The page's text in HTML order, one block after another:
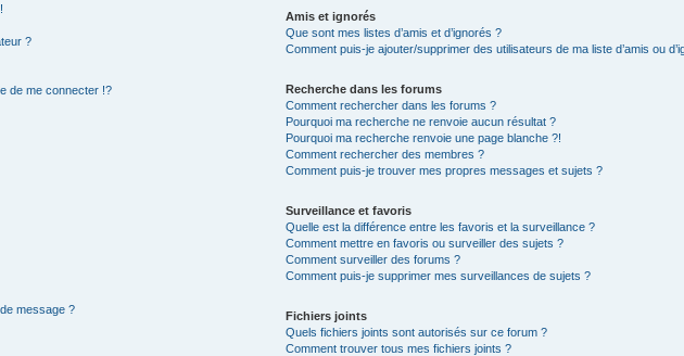
?
de me connecter !?
message ?
Amis et ignorés
Que sont mes listes d’amis et d’ignorés ?
Comment puis-je ajouter/supprimer des utilisateurs de ma liste d’amis ou
Recherche dans les forums
Comment rechercher dans les forums ?
Pourquoi ma recherche ne renvoie aucun résultat ?
Pourquoi ma recherche renvoie une page blanche ?!
Comment rechercher des membres ?
Comment puis-je trouver mes propres messages et sujets ?
Surveillance et favoris
Quelle est la différence entre les favoris et la surveillance ?
Comment mettre en favoris ou surveiller des sujets ?
Comment surveiller des forums ?
Comment puis-je supprimer mes surveillances de sujets ?
Fichiers joints
Quels fichiers joints sont autorisés sur ce forum ?
Comment trouver tous mes fichiers joints ?